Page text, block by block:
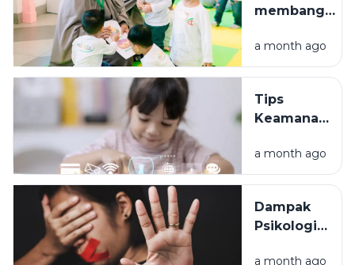
membangun
antara orang
tua dan
a month ago
Tips
Keamanan
Media
Sosial:
bagi
Orang Tua
a month ago
Dampak
Psikologis
a month ago